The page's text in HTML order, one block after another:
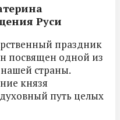
Руси
праздник
посвящен одной из
страны.
князя
путь целых